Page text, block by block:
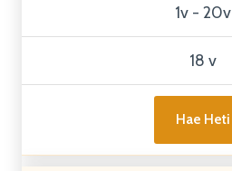
1v - 20v
18 v
Hae Heti